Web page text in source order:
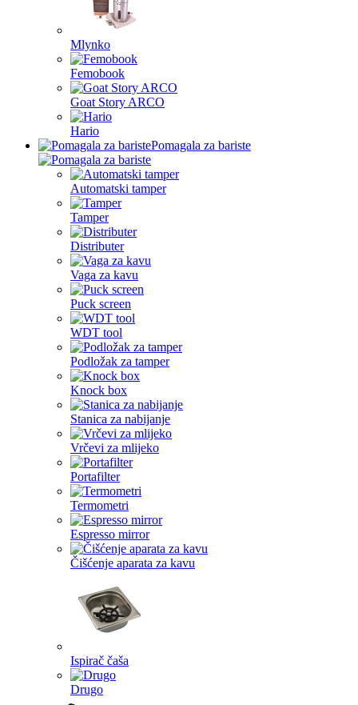
Mlynko
Femobook
Goat Story ARCO
Hario
Pomagala za bariste
Automatski tamper
Tamper
Distributer
Vaga za kavu
Puck screen
WDT tool
Podložak za tamper
Knock box
Stanica za nabijanje
Vrčevi za mlijeko
Portafilter
Termometri
Espresso mirror
Čišćenje aparata za kavu
Ispirač čaša
Drugo